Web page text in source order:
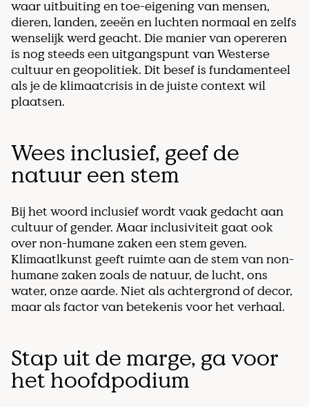
waar uitbuiting en toe-eigening van mensen,
dieren, landen, zeeën en luchten normaal en zelfs
wenselijk werd geacht. Die manier van opereren
is nog steeds een uitgangspunt van Westerse
cultuur en geopolitiek. Dit besef is fundamenteel
als je de klimaatcrisis in de juiste context wil
plaatsen.
Wees inclusief, geef de
natuur een stem
Bij het woord inclusief wordt vaak gedacht aan
cultuur of gender. Maar inclusiviteit gaat ook
over non-humane zaken een stem geven.
Klimaatlkunst geeft ruimte aan de stem van non-
humane zaken zoals de natuur, de lucht, ons
water, onze aarde. Niet als achtergrond of decor,
maar als factor van betekenis voor het verhaal.
Stap uit de marge, ga voor
het hoofdpodium